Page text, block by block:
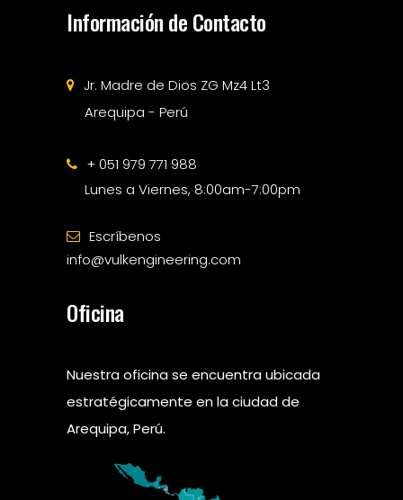
Información de Contacto
Jr. Madre de Dios ZG Mz4 Lt3
Arequipa - Perú
+ 051 979 771 988
Lunes a Viernes, 8:00am-7:00pm
Escríbenos
info@vulkengineering.com
Oficina
Nuestra oficina se encuentra ubicada
estratégicamente en la ciudad de
Arequipa, Perú.